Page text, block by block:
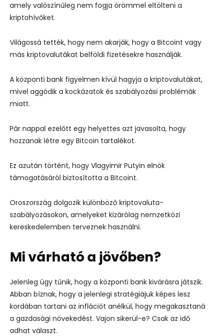
amely valószínűleg nem fogja örömmel eltölteni a
kriptohívőket.
Világossá tették, hogy nem akarják, hogy a Bitcoint vagy
más kriptovalutákat belföldi fizetésekre használják.
A központi bank figyelmen kívül hagyja a kriptovalutákat,
mivel aggódik a kockázatok és szabályozási problémák
miatt.
Pár nappal ezelőtt egy helyettes azt javasolta, hogy
hozzanak létre egy Bitcoin tartalékot.
Ez azután történt, hogy Vlagyimir Putyin elnök
támogatásáról biztosította a Bitcoint.
Oroszország dolgozik különböző kriptovaluta-
szabályozásokon, amelyeket kizárólag nemzetközi
kereskedelemben terveznek használni.
Mi várható a jövőben?
Jelenleg úgy tűnik, hogy a központi bank kivárásra játszik.
Abban bíznak, hogy a jelenlegi stratégiájuk képes lesz
kordában tartani az inflációt anélkül, hogy megakasztaná
a gazdasági növekedést. Vajon sikerül-e? Csak az idő
adhat választ.